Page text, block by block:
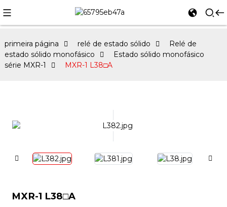
primeira página relé de estado sólido
Relé de
estado sólido monofásico
Estado sólido monofásico
série MXR-1
MXR-1 L38□A
MXR-1 L38□A